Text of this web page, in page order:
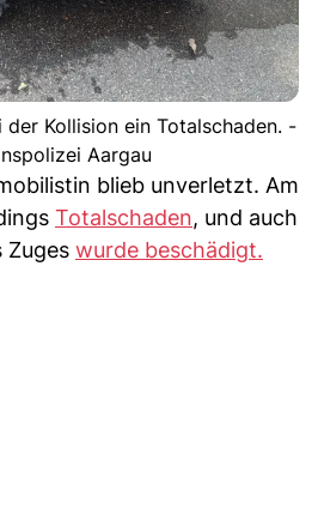
Kollision ein Totalschaden. -
Aargau
blieb unverletzt. Am
Totalschaden, und auch
Zuges wurde beschädigt.